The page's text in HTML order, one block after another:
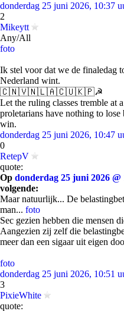
donderdag 25 juni 2026, 10:37
2
Mikeytt
Any/All
foto
Ik stel voor dat we de finaledag
Nederland wint.
🇨🇳🇻🇳🇱🇦🇨🇺🇰🇵☭
Let the ruling classes tremble at
proletarians have nothing to
win.
donderdag 25 juni 2026, 10:47
0
RetepV
quote:
Op donderdag 25 juni 2026 @
volgende:
Maar natuurlijk... De
man... foto
Sec gezien hebben die mensen
Aangezien zij zelf die
meer dan een sigaar uit eigen
foto
donderdag 25 juni 2026, 10:51
3
PixieWhite
quote: